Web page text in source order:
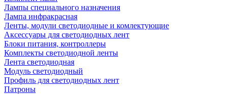
Лампы специального назначения
Лампа инфракрасная
Ленты, модули светодиодные и комлектующие
Аксессуары для светодиодных лент
Блоки питания, контроллеры
Комплекты светодиодной ленты
Лента светодиодная
Модуль светодиодный
Профиль для светодиодных лент
Патроны